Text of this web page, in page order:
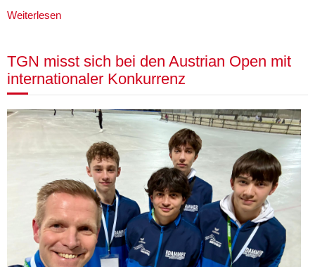
Weiterlesen
TGN misst sich bei den Austrian Open mit
internationaler Konkurrenz